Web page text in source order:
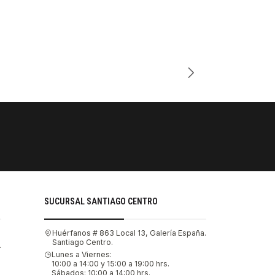
SUCURSAL SANTIAGO CENTRO
Huérfanos # 863 Local 13, Galería España.
Santiago Centro.
Lunes a Viernes:
10:00 a 14:00 y 15:00 a 19:00 hrs.
Sábados: 10:00 a 14:00 hrs.